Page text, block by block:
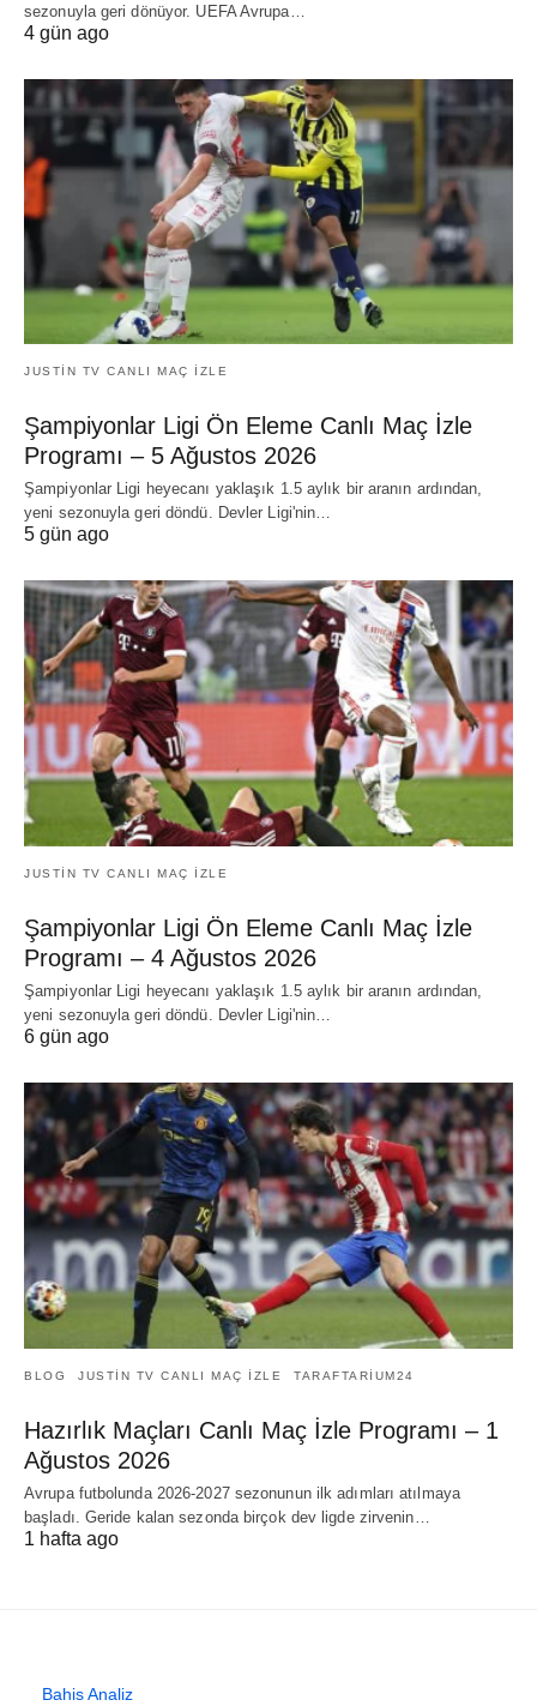
sezonuyla geri dönüyor. UEFA Avrupa…
4 gün ago
JUSTIN TV CANLI MAÇ İZLE
Şampiyonlar Ligi Ön Eleme Canlı Maç İzle
Programı – 5 Ağustos 2026
Şampiyonlar Ligi heyecanı yaklaşık 1.5 aylık bir aranın ardından,
yeni sezonuyla geri döndü. Devler Ligi'nin…
5 gün ago
JUSTIN TV CANLI MAÇ İZLE
Şampiyonlar Ligi Ön Eleme Canlı Maç İzle
Programı – 4 Ağustos 2026
Şampiyonlar Ligi heyecanı yaklaşık 1.5 aylık bir aranın ardından,
yeni sezonuyla geri döndü. Devler Ligi'nin…
6 gün ago
BLOG JUSTIN TV CANLI MAÇ İZLE TARAFTARIUM24
Hazırlık Maçları Canlı Maç İzle Programı – 1
Ağustos 2026
Avrupa futbolunda 2026-2027 sezonunun ilk adımları atılmaya
başladı. Geride kalan sezonda birçok dev ligde zirvenin…
1 hafta ago
Bahis Analiz